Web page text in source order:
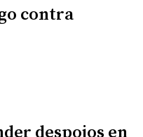
contra
despojos en